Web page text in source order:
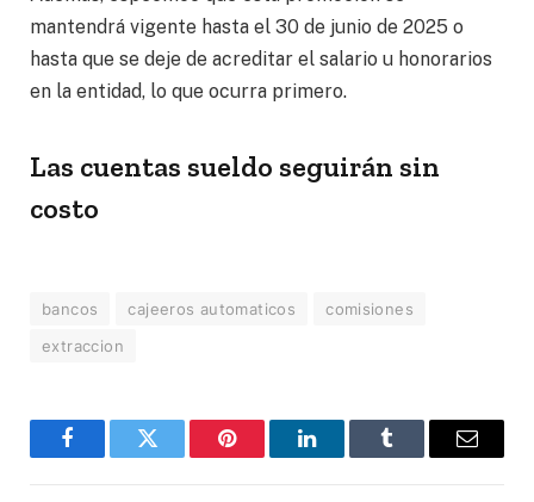
mantendrá vigente hasta el 30 de junio de 2025 o
hasta que se deje de acreditar el salario u honorarios
en la entidad, lo que ocurra primero.
Las cuentas sueldo seguirán sin
costo
bancos cajeeros automaticos
comisiones
extraccion
FacebookTwitter Pinterest LinkedInTumblr
Correo